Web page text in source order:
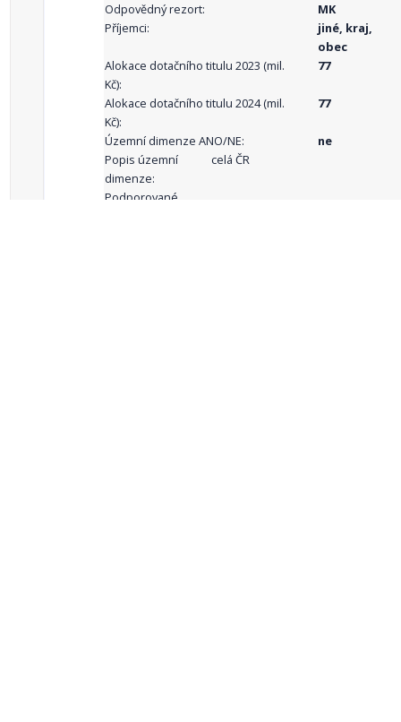
Odpovědný rezort:
MK
Příjemci:
jiné, kraj,
obec
Alokace dotačního titulu 2023 (mil.
Kč):
77
Alokace dotačního titulu 2024 (mil.
Kč):
77
Územní dimenze ANO/NE:
ne
Popis územní
dimenze:
celá ČR
Podporované